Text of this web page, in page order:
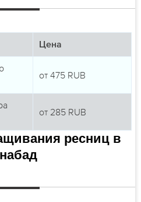
Цена
от 475 RUB
от 285 RUB
ресниц в